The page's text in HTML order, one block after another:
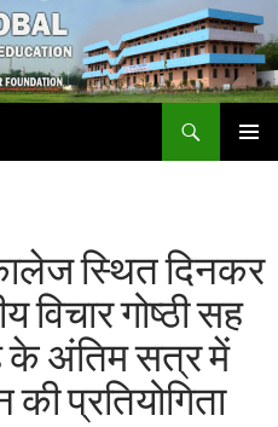
स्थित दिनकर
विचार गोष्ठी सह
के अंतिम सत्र में
प्रतियोगिता